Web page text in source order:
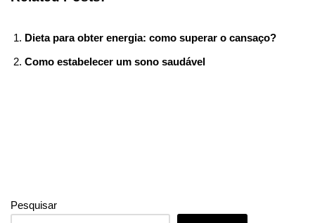
o
o
n
g
er
m
at
s
A
ail ck
et
e
Dieta para obter energia: como superar o cansaço?
Como estabelecer um sono saudável
Pesquisar